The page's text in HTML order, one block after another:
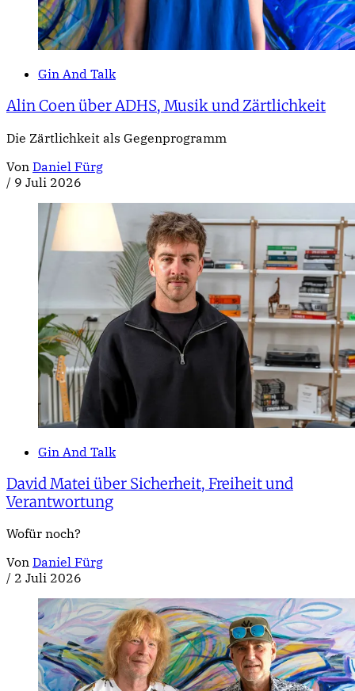
Gin And Talk
Alin Coen über ADHS, Musik und Zärtlichkeit
Die Zärtlichkeit als Gegenprogramm
Von Daniel Fürg
/ 9 Juli 2026
Gin And Talk
David Matei über Sicherheit, Freiheit und
Verantwortung
Wofür noch?
Von Daniel Fürg
/ 2 Juli 2026